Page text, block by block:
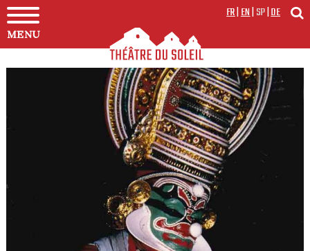
MENU
FR|EN|SP|DE